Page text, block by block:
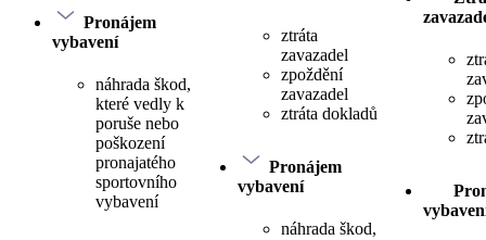
Pronájem
vybavení
náhrada škod,
které vedly k
poruše nebo
poškození
pronajatého
sportovního
vybavení
ztráta
zavazadel
zpoždění
zavazadel
ztráta dokladů
Pronájem
vybavení
náhrada škod,